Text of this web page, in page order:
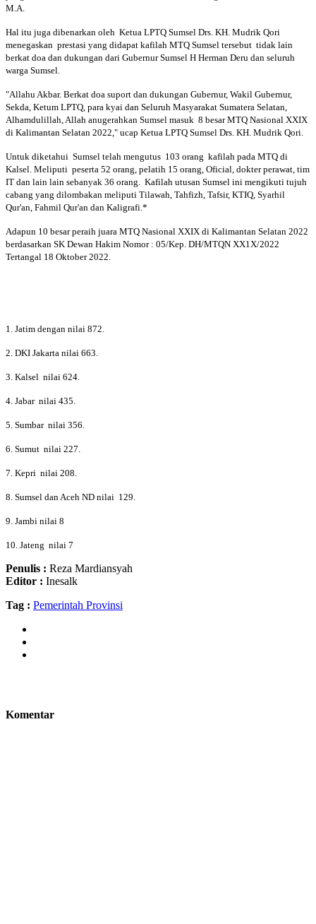
M.A.
Hal itu juga dibenarkan oleh Ketua LPTQ Sumsel Drs. KH. Mudrik Qori
menegaskan prestasi yang didapat kafilah MTQ Sumsel tersebut tidak lain
berkat doa dan dukungan dari Gubernur Sumsel H Herman Deru dan seluruh
warga Sumsel.
"Allahu Akbar. Berkat doa suport dan dukungan Gubernur, Wakil Gubernur,
Sekda, Ketum LPTQ, para kyai dan Seluruh Masyarakat Sumatera Selatan,
Alhamdulillah, Allah anugerahkan Sumsel masuk 8 besar MTQ Nasional XXIX
di Kalimantan Selatan 2022," ucap Ketua LPTQ Sumsel Drs. KH. Mudrik Qori.
Untuk diketahui Sumsel telah mengutus 103 orang kafilah pada MTQ di
Kalsel. Meliputi peserta 52 orang, pelatih 15 orang, Oficial, dokter perawat, tim
IT dan lain lain sebanyak 36 orang. Kafilah utusan Sumsel ini mengikuti tujuh
cabang yang dilombakan meliputi Tilawah, Tahfizh, Tafsir, KTIQ, Syarhil
Qur'an, Fahmil Qur'an dan Kaligrafi.*
Adapun 10 besar peraih juara MTQ Nasional XXIX di Kalimantan Selatan 2022
berdasarkan SK Dewan Hakim Nomor : 05/Kep. DH/MTQN XX1X/2022
Tertangal 18 Oktober 2022.
1. Jatim dengan nilai 872.
2. DKI Jakarta nilai 663.
3. Kalsel nilai 624.
4. Jabar nilai 435.
5. Sumbar nilai 356.
6. Sumut nilai 227.
7. Kepri nilai 208.
8. Sumsel dan Aceh ND nilai 129.
9. Jambi nilai 8
10. Jateng nilai 7
Penulis : Reza Mardiansyah
Editor : Inesalk
Tag : Pemerintah Provinsi
Komentar